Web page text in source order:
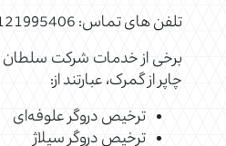
تلفن های تماس: 09121995406 – 02128111034
برخی از خدمات شرکت سلطان
چاپر از گمرک، عبارتند از:
ترخیص دروگر علوفه‌ای
ترخیص دروگر سیلاژ